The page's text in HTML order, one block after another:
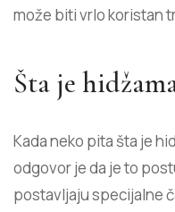
može biti vrlo koristan
Šta je
Kada neko pita šta je
odgovor je da je to
postavljaju specijalne